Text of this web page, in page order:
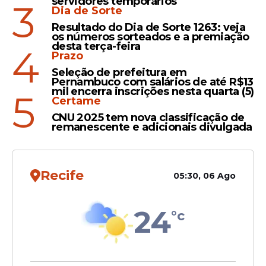
Santos, mesmo sendo um dos maiores da
história do Brasil, precise provar
novamente seu valor dentro de campo.
Leia Também
QuemVai?
Comissão da CBF enxerga
Mundo e define "briga final"
Futebol
Ancelotti comenta sobre
3
Dia de Sorte
Resultado do Dia de Sorte 1263: veja
os números sorteados e a premiação
desta terça-feira
4
Prazo
Seleção de prefeitura em
Pernambuco com salários de até R$13
mil encerra inscrições nesta quarta (5)
5
Certame
CNU 2025 tem nova classificação de
remanescente e adicionais divulgada
Recife 05:30, 06 Ago
24°c